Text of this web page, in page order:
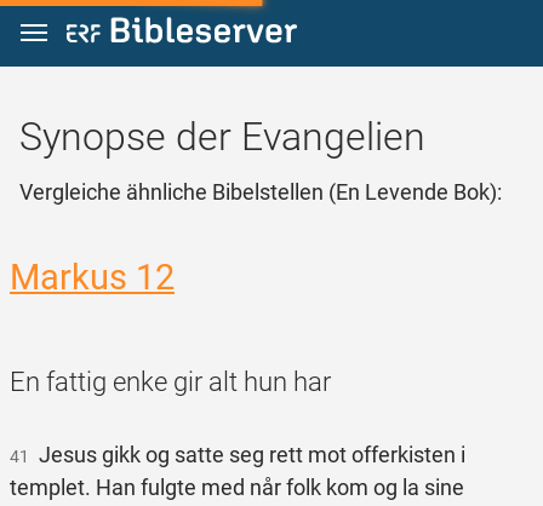
Zum Inhalt springen
Synopse der Evangelien
Vergleiche ähnliche Bibelstellen (En Levende Bok):
Markus 12
En fattig enke gir alt hun har
41
Jesus gikk og satte seg rett mot offerkisten i
templet. Han fulgte med når folk kom og la sine